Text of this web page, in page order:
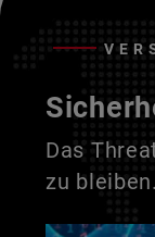
Das
zu bleiben.